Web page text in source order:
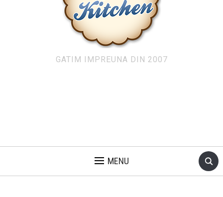
GATIM IMPREUNA DIN 2007
MENU